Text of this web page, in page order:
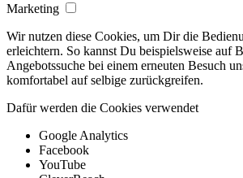
Marketing
Wir nutzen diese Cookies, um Dir die
erleichtern. So kannst Du beispielsweise auf
Angebotssuche bei einem erneuten Besuch
komfortabel auf selbige zurückgreifen.
Dafür werden die Cookies verwendet
Google Analytics
Facebook
YouTube